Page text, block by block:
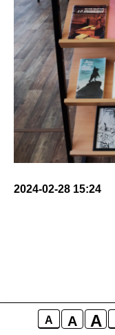
A A A
2024-02-28 15:24